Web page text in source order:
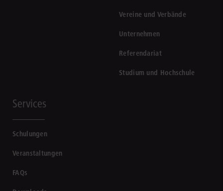
Vereine und Verbände
Unternehmen
Referendariat
Studium und Hochschule
Services
Schulungen
Veranstaltungen
FAQs